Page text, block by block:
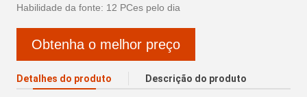
Habilidade da fonte: 12 PCes pelo dia
Obtenha o melhor preço
Detalhes do produto Descrição do produto